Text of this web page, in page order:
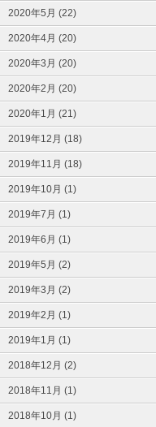
2020年5月 (22)
2020年4月 (20)
2020年3月 (20)
2020年2月 (20)
2020年1月 (21)
2019年12月 (18)
2019年11月 (18)
2019年10月 (1)
2019年7月 (1)
2019年6月 (1)
2019年5月 (2)
2019年3月 (2)
2019年2月 (1)
2019年1月 (1)
2018年12月 (2)
2018年11月 (1)
2018年10月 (1)